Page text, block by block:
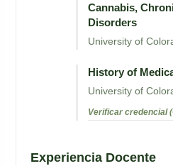
Cannabis,
Disorders
University of
History of
University of
Verificar credencial
Experiencia Docente